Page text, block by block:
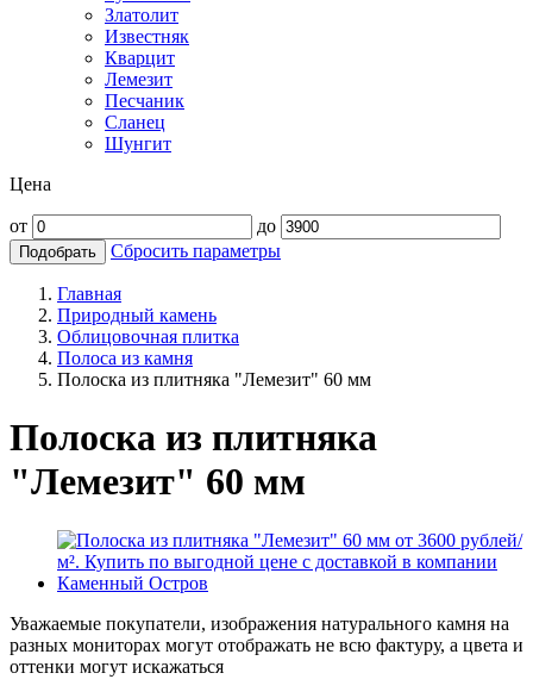
Златолит
Известняк
Кварцит
Лемезит
Песчаник
Сланец
Шунгит
Цена
от до
Подобрать Сбросить параметры
Главная
Природный камень
Облицовочная плитка
Полоса из камня
Полоска из плитняка "Лемезит" 60 мм
Полоска из плитняка
"Лемезит" 60 мм
Уважаемые покупатели, изображения натурального камня на
разных мониторах могут отображать не всю фактуру, а цвета и
оттенки могут искажаться